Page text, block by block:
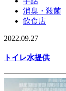
消臭・殺菌
飲食店
2022.09.27
トイレ水提供